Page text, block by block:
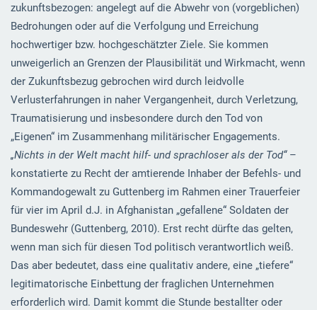
zukunftsbezogen: angelegt auf die Abwehr von (vorgeblichen)
Bedrohungen oder auf die Verfolgung und Erreichung
hochwertiger bzw. hochgeschätzter Ziele. Sie kommen
unweigerlich an Grenzen der Plausibilität und Wirkmacht, wenn
der Zukunftsbezug gebrochen wird durch leidvolle
Verlusterfahrungen in naher Vergangenheit, durch Verletzung,
Traumatisierung und insbesondere durch den Tod von
„Eigenen“ im Zusammenhang militärischer Engagements.
„Nichts in der Welt macht hilf- und sprachloser als der Tod“–
konstatierte zu Recht der amtierende Inhaber der Befehls- und
Kommandogewalt zu Guttenberg im Rahmen einer Trauerfeier
für vier im April d.J. in Afghanistan „gefallene“ Soldaten der
Bundeswehr (Guttenberg, 2010). Erst recht dürfte das gelten,
wenn man sich für diesen Tod politisch verantwortlich weiß.
Das aber bedeutet, dass eine qualitativ andere, eine „tiefere“
legitimatorische Einbettung der fraglichen Unternehmen
erforderlich wird. Damit kommt die Stunde bestallter oder